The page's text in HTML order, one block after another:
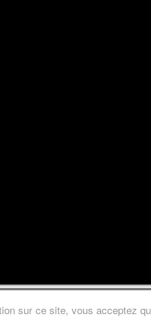
sur ce site, vous acceptez